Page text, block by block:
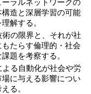
ーラルネットワークの
構造と深層学習の可能
解する。
術の限界と、それが社
もたらす倫理的・社会
題を考察する。
よる自動化が社会や労
場に与える影響につい
る。